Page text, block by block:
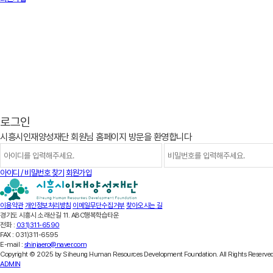
로그인
시흥시인재양성재단 회원님 홈페이지 방문을 환영합니다
아이디 / 비밀번호 찾기 회원가입
이용약관 개인정보처리방침 이메일무단수집거부찾아오시는 길
경기도 시흥시 소래산길 11. ABC행복학습타운
전화 : 031)311-6590
FAX : 031)311-6595
E-mail : shinjaero@naver.com
Copyright © 2025 by Siheung Human Resources Development Foundation. All Rights
ADMIN